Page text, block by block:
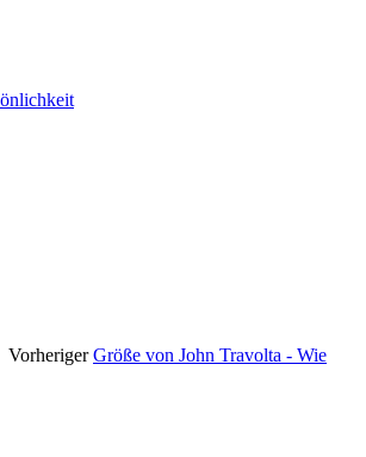
Vorheriger Größe von John Travolta - Wie